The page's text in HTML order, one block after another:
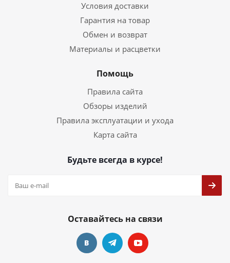
Условия доставки
Гарантия на товар
Обмен и возврат
Материалы и расцветки
Помощь
Правила сайта
Обзоры изделий
Правила эксплуатации и ухода
Карта сайта
Будьте всегда в курсе!
Оставайтесь на связи